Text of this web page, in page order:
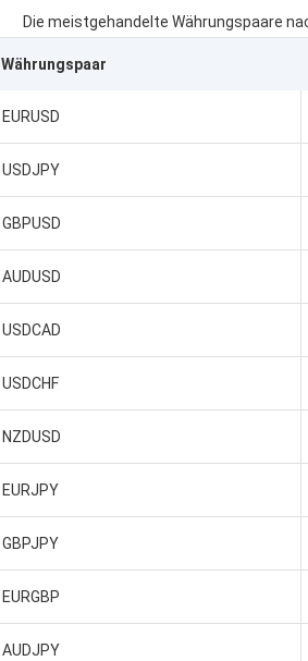
Die meistgehandelte Währungspaare
Währungspaar
EURUSD
USDJPY
GBPUSD
AUDUSD
USDCAD
USDCHF
NZDUSD
EURJPY
GBPJPY
EURGBP
AUDJPY